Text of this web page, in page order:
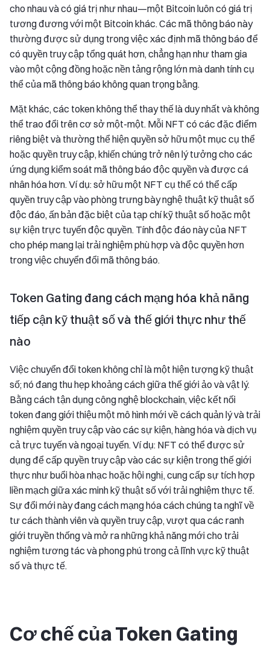
cho nhau và có giá trị như nhau—một Bitcoin luôn có giá trị
tương đương với một Bitcoin khác. Các mã thông báo này
thường được sử dụng trong việc xác định mã thông báo để
có quyền truy cập tổng quát hơn, chẳng hạn như tham gia
vào một cộng đồng hoặc nền tảng rộng lớn mà danh tính cụ
thể của mã thông báo không quan trọng bằng.
Mặt khác, các token không thể thay thế là duy nhất và không
thể trao đổi trên cơ sở một-một. Mỗi NFT có các đặc điểm
riêng biệt và thường thể hiện quyền sở hữu một mục cụ thể
hoặc quyền truy cập, khiến chúng trở nên lý tưởng cho các
ứng dụng kiểm soát mã thông báo độc quyền và được cá
nhân hóa hơn. Ví dụ: sở hữu một NFT cụ thể có thể cấp
quyền truy cập vào phòng trưng bày nghệ thuật kỹ thuật số
độc đáo, ấn bản đặc biệt của tạp chí kỹ thuật số hoặc một
sự kiện trực tuyến độc quyền. Tính độc đáo này của NFT
cho phép mang lại trải nghiệm phù hợp và độc quyền hơn
trong việc chuyển đổi mã thông báo.
Token Gating đang cách mạng hóa khả năng
tiếp cận kỹ thuật số và thế giới thực như thế
nào
Việc chuyển đổi token không chỉ là một hiện tượng kỹ thuật
số; nó đang thu hẹp khoảng cách giữa thế giới ảo và vật lý.
Bằng cách tận dụng công nghệ blockchain, việc kết nối
token đang giới thiệu một mô hình mới về cách quản lý và trải
nghiệm quyền truy cập vào các sự kiện, hàng hóa và dịch vụ
cả trực tuyến và ngoại tuyến. Ví dụ: NFT có thể được sử
dụng để cấp quyền truy cập vào các sự kiện trong thế giới
thực như buổi hòa nhạc hoặc hội nghị, cung cấp sự tích hợp
liền mạch giữa xác minh kỹ thuật số với trải nghiệm thực tế.
Sự đổi mới này đang cách mạng hóa cách chúng ta nghĩ về
tư cách thành viên và quyền truy cập, vượt qua các ranh
giới truyền thống và mở ra những khả năng mới cho trải
nghiệm tương tác và phong phú trong cả lĩnh vực kỹ thuật
số và thực tế.
Cơ chế của Token Gating